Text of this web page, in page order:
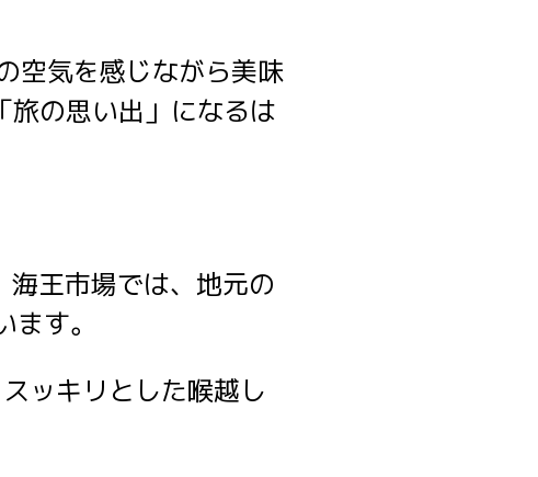
空気を感じながら美味
旅の思い出」になるは
王市場では、地元の
す。
ッキリとした喉越し